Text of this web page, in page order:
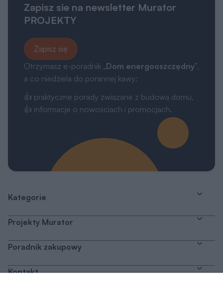
Zapisz sie na newsletter Murator
PROJEKTY
Zapisz się
Otrzymasz e-poradnik „Dom energooszczędny”,
a co niedziela do porannej kawy:
👍 praktyczne porady związane z budową domu,
👍 informacje o nowościach i promocjach.
Kategorie
Projekty Murator
Poradnik zakupowy
Kontakt